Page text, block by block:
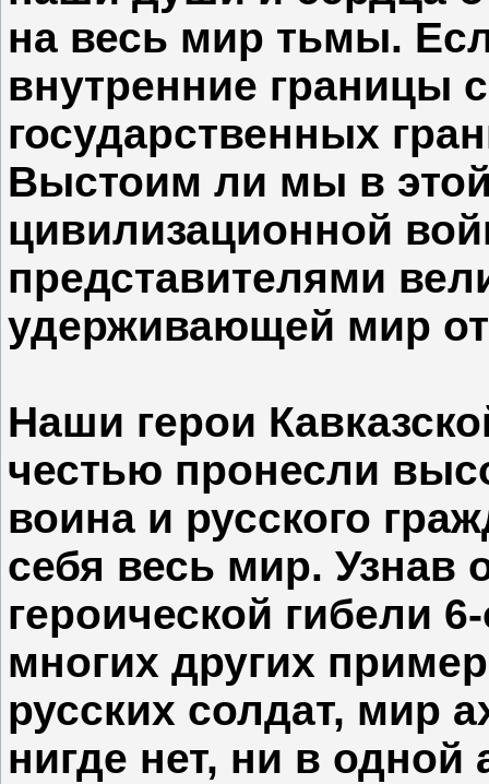
на весь мир тьмы.
внутренние границы
государственных
Выстоим ли мы в
цивилизационной
представителями
удерживающей мир
Наши герои
честью пронесли
воина и русского
себя весь мир. Узнав
героической гибели
многих других
русских солдат, мир
нигде нет, ни в